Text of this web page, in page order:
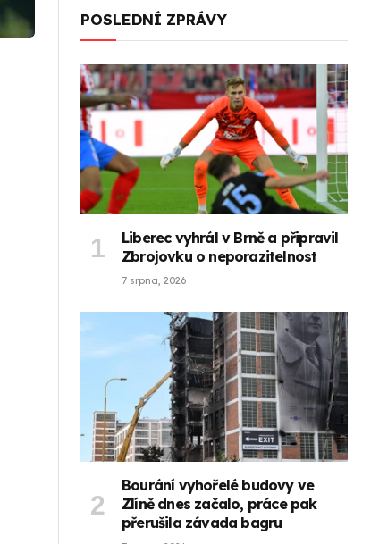
POSLEDNÍ ZPRÁVY
Liberec vyhrál v Brně a připravil
Zbrojovku o neporazitelnost
7 srpna, 2026
Bourání vyhořelé budovy ve
Zlíně dnes začalo, práce pak
přerušila závada bagru